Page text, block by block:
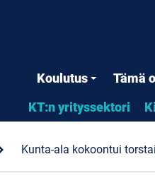
Koulutus
Tämä
KT:n yrityssektori
Kunta-ala kokoontui